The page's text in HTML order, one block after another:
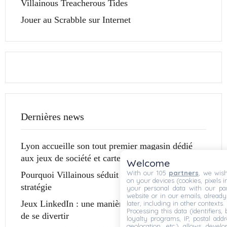
Villainous Treacherous Tides
Jouer au Scrabble sur Internet
Dernières news
Lyon accueille son tout premier magasin dédié
aux jeux de société et cartes à collectionner
Pourquoi Villainous séduit autant les amateurs de
stratégie
Jeux LinkedIn : une manière ludique d’interagir et
de se divertir
Welcome
With our 105 partners , we
on your devices (cookies, pixels
your personal data with our
website or in our emails,
later, including in other contexts.
Processing this data (identifiers,
loyalty programs, IP, postal